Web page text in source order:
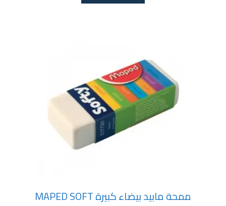
ممحة مابيد بيضاء كبيرة MAPED SOFT